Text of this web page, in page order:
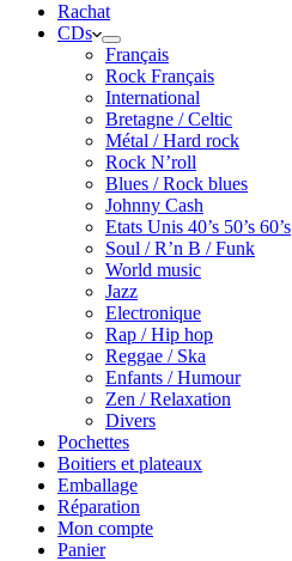
Rachat
CDs
Français
Rock Français
International
Bretagne / Celtic
Métal / Hard rock
Rock N’roll
Blues / Rock blues
Johnny Cash
Etats Unis 40’s 50’s 60’s
Soul / R’n B / Funk
World music
Jazz
Electronique
Rap / Hip hop
Reggae / Ska
Enfants / Humour
Zen / Relaxation
Divers
Pochettes
Boitiers et plateaux
Emballage
Réparation
Mon compte
Panier